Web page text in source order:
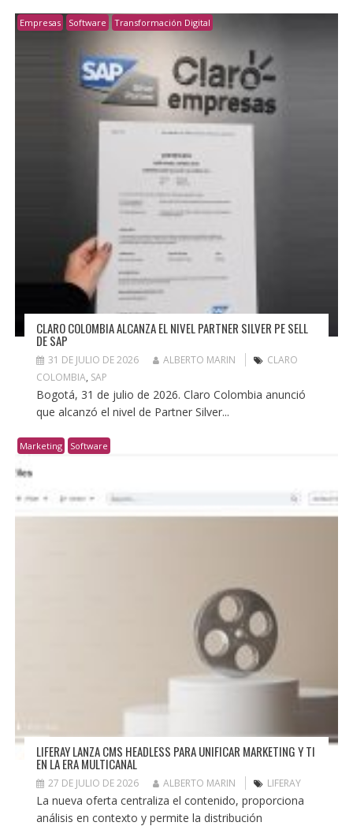
Empresas Software Transformación Digital
CLARO COLOMBIA ALCANZA EL NIVEL PARTNER SILVER PE SELL
DE SAP
31 DE JULIO DE 2026 ALBERTO MARIN
CLARO
COLOMBIA, SAP
Bogotá, 31 de julio de 2026. Claro Colombia anunció
que alcanzó el nivel de Partner Silver...
Marketing Software
LIFERAY LANZA CMS HEADLESS PARA UNIFICAR MARKETING Y TI
EN LA ERA MULTICANAL
27 DE JULIO DE 2026 ALBERTO MARIN LIFERAY
La nueva oferta centraliza el contenido, proporciona
análisis en contexto y permite la distribución